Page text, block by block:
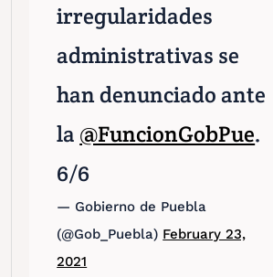
irregularidades
administrativas se
han denunciado ante
la @FuncionGobPue.
6/6
— Gobierno de Puebla
(@Gob_Puebla) February 23,
2021